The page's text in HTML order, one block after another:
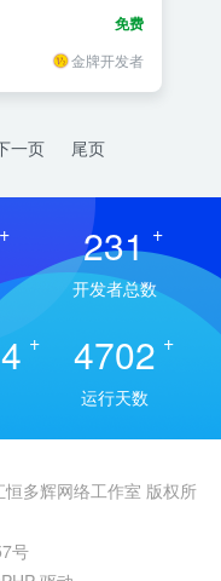
免费
金牌开发者
一页 尾页
+ 231 +
开发者总数
+ 4702 +
运行天数
多辉网络工作室 版权所
号